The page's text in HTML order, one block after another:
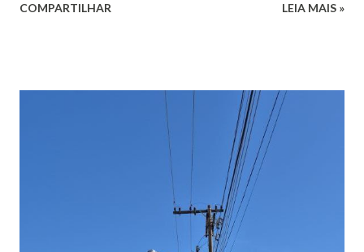
prefeitos dos municípios consorciados, consolidando um
concorrer com os alunos dos 5º anos do Ensino
Fundamental I, reforçando seu compromisso com o
estímulo ao aprendizado e à melhoria dos indicadores
educacionais. Representando a Secretaria Municipal de
Educação e Cultura, estiveram presentes na cerimônia
Claudine da Rocha Pinheiro Bezerra e Márcia Vinholo, que
acompanham de perto a preparação dos estudantes e o
COMPARTILHAR LEIA MAIS »